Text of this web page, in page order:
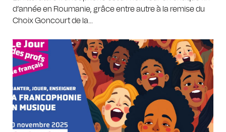
d’année en Roumanie, grâce entre autre à la remise du
Choix Goncourt de la...